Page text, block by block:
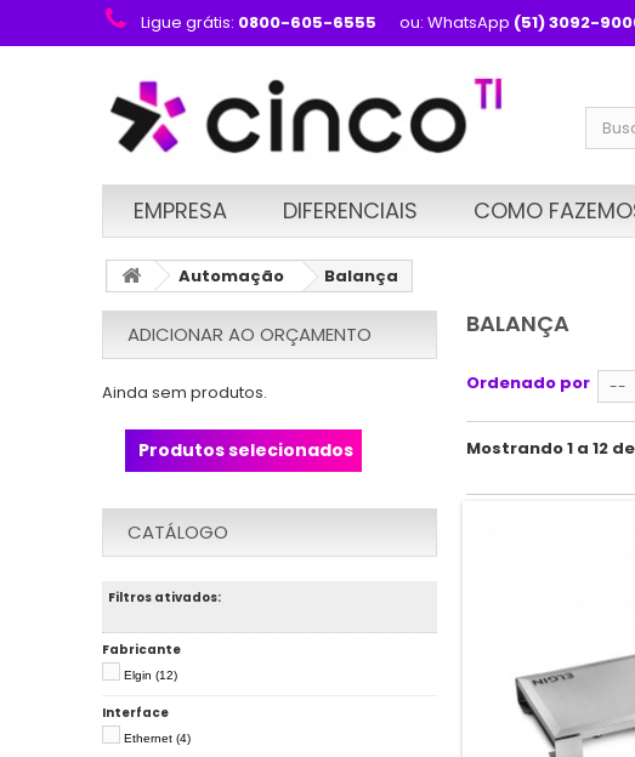
Ligue grátis: 0800-605-6555 ou: WhatsApp (51) 3092-
EMPRESA DIFERENCIAIS COMO
Automação Balança
ADICIONAR AO ORÇAMENTO
Ainda sem produtos.
Produtos selecionados
CATÁLOGO
Filtros ativados:
Fabricante
Elgin (12)
Interface
Ethernet (4)
BALANÇA
Ordenado por --
Mostrando 1 a 12